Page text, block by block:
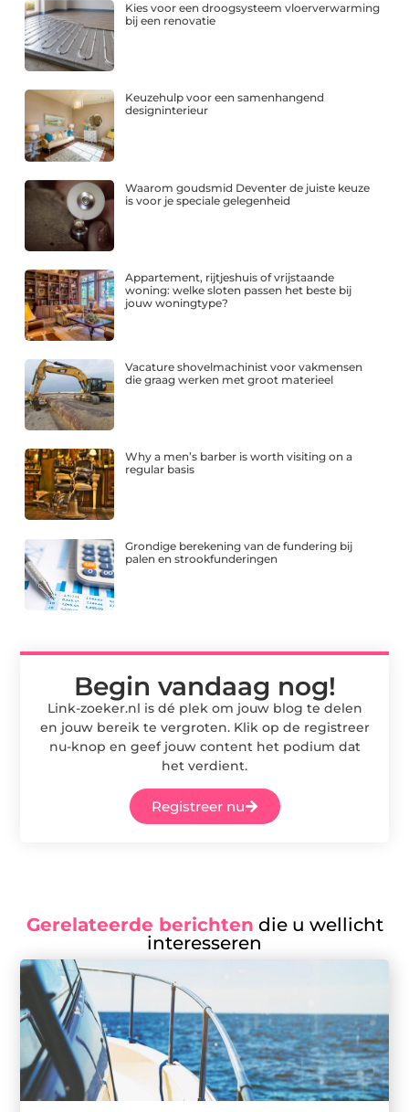
Kies voor een droogsysteem vloerverwarming
bij een renovatie
Keuzehulp voor een samenhangend
designinterieur
Waarom goudsmid Deventer de juiste keuze
is voor je speciale gelegenheid
Appartement, rijtjeshuis of vrijstaande
woning: welke sloten passen het beste bij
jouw woningtype?
Vacature shovelmachinist voor vakmensen
die graag werken met groot materieel
Why a men’s barber is worth visiting on a
regular basis
Grondige berekening van de fundering bij
palen en strookfunderingen
Begin vandaag nog!
Link-zoeker.nl is dé plek om jouw blog te delen
en jouw bereik te vergroten. Klik op de registreer
nu-knop en geef jouw content het podium dat
het verdient.
Registreer nu
Gerelateerde berichten die u wellicht
interesseren